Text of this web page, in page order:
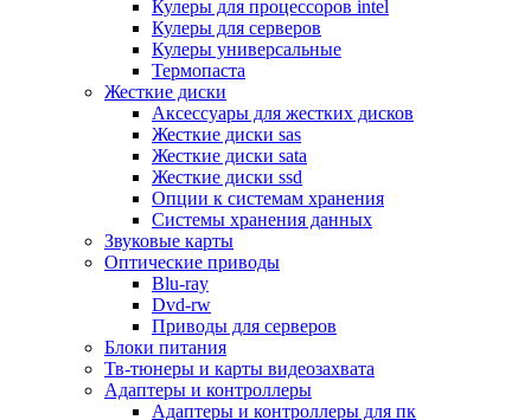
Микрофоны
Элементы питания, батарейки
Портмоне, боксы, стойки для дисков
Презентеры
Виртуальные очки
Аксессуары и опции для ноутбуков
Клавиатуры для ноутбуков
Сумки
Адаптеры и зарядные устройства
Подставки
Док станции, порт репликаторы
Батареи
Разное
Носители информации
Внешние жесткие диски
Карты памяти
Оптические носители
Blu-ray
Cd-r
Cd-rw
Кулеры для процессоров intel
Кулеры для серверов
Кулеры универсальные
Термопаста
Жесткие диски
Аксессуары для жестких дисков
Жесткие диски sas
Жесткие диски sata
Жесткие диски ssd
Опции к системам хранения
Системы хранения данных
Звуковые карты
Оптические приводы
Blu-ray
Dvd-rw
Приводы для серверов
Блоки питания
Тв-тюнеры и карты видеозахвата
Адаптеры и контроллеры
Адаптеры и контроллеры для пк